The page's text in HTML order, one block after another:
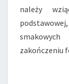
należy
zakończeniu